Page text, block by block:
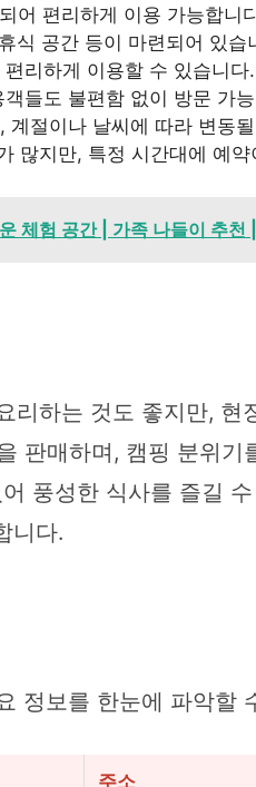
어 편리하게 이용 가능합니
식 공간 등이 마련되어 있습
리하게 이용할 수 있습니다.
들도 불편함 없이 방문 가
절이나 날씨에 따라 변동
많지만, 특정 시간대에 예
체험 공간 | 가족 나들이 추천
하는 것도 좋지만,
판매하며, 캠핑 분위
풍성한 식사를 즐길
니다.
정보를 한눈에 파악할
주소